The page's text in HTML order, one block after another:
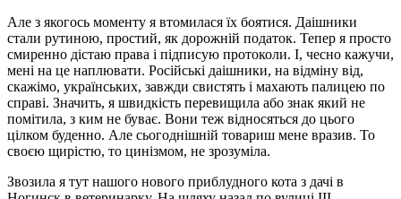
Але з якогось моменту я втомилася їх боятися. Даішники
стали рутиною, простий, як дорожній податок. Тепер я просто
смиренно дістаю права і підписую протоколи. І, чесно кажучи,
мені на це наплювати. Російські даішники, на відміну від,
скажімо, українських, завжди свистять і махають палицею по
справі. Значить, я швидкість перевищила або знак який не
помітила, з ким не буває. Вони теж відносяться до цього
цілком буденно. Але сьогоднішній товариш мене вразив. То
своєю щирістю, то цинізмом, не зрозуміла.
Звозила я тут нашого нового приблудного кота з дачі в